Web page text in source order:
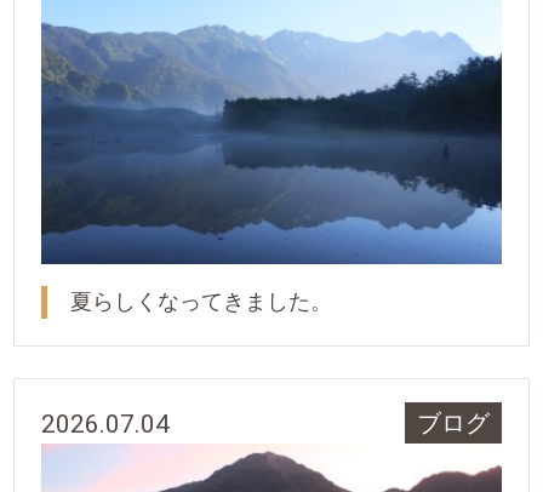
夏らしくなってきました。
2026.07.04 ブログ